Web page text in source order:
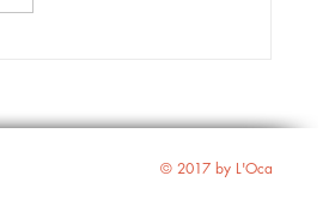
© 2017 by L'Oca